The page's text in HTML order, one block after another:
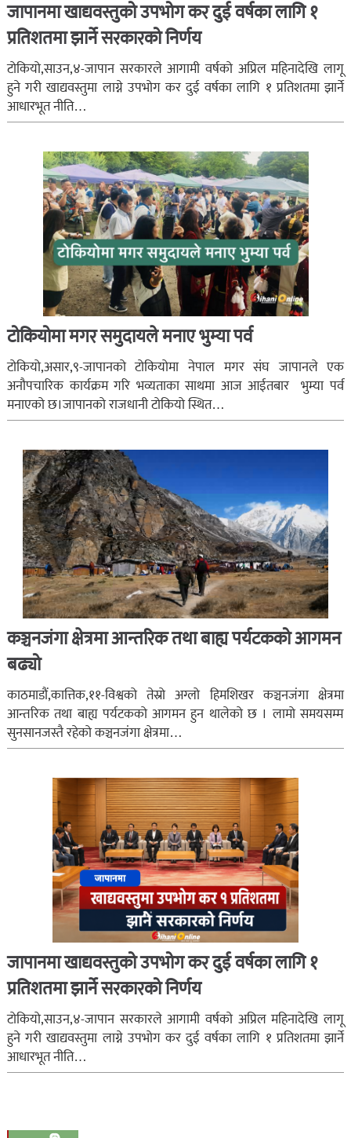
जापानमा खाद्यवस्तुको उपभोग कर दुई वर्षका लागि १
प्रतिशतमा झार्ने सरकारको निर्णय
टोकियो,साउन,४-जापान सरकारले आगामी वर्षको अप्रिल महिनादेखि लागू
हुने गरी खाद्यवस्तुमा लाग्ने उपभोग कर दुई वर्षका लागि १ प्रतिशतमा झार्ने
आधारभूत नीति…
टोकियोमा मगर समुदायले मनाए भुम्या पर्व
टोकियो,असार,९-जापानको टोकियोमा नेपाल मगर संघ जापानले एक
अनौपचारिक कार्यक्रम गरि भव्यताका साथमा आज आईतबार भुम्या पर्व
मनाएको छ।जापानको राजधानी टोकियो स्थित…
कञ्चनजंगा क्षेत्रमा आन्तरिक तथा बाह्य पर्यटकको आगमन
बढ्यो
काठमाडौं,कात्तिक,११-विश्वको तेस्रो अग्लो हिमशिखर कञ्चनजंगा क्षेत्रमा
आन्तरिक तथा बाह्य पर्यटकको आगमन हुन थालेको छ । लामो समयसम्म
सुनसानजस्तै रहेको कञ्चनजंगा क्षेत्रमा…
जापानमा खाद्यवस्तुको उपभोग कर दुई वर्षका लागि १
प्रतिशतमा झार्ने सरकारको निर्णय
टोकियो,साउन,४-जापान सरकारले आगामी वर्षको अप्रिल महिनादेखि लागू
हुने गरी खाद्यवस्तुमा लाग्ने उपभोग कर दुई वर्षका लागि १ प्रतिशतमा झार्ने
आधारभूत नीति…